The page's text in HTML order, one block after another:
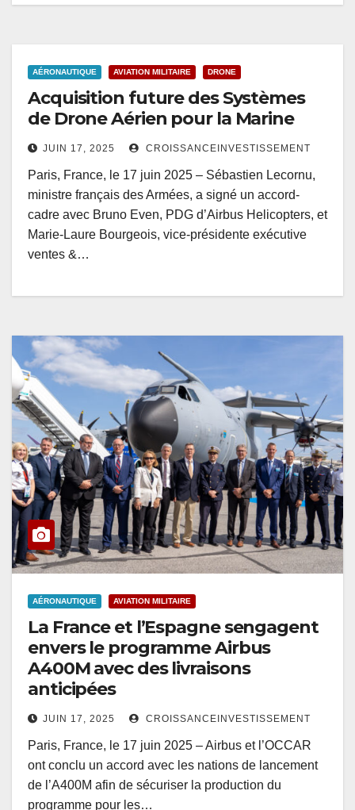
AÉRONAUTIQUE AVIATION MILITAIRE DRONE
Acquisition future des Systèmes
de Drone Aérien pour la Marine
JUIN 17, 2025 CROISSANCEINVESTISSEMENT
Paris, France, le 17 juin 2025 – Sébastien Lecornu,
ministre français des Armées, a signé un accord-
cadre avec Bruno Even, PDG d’Airbus Helicopters, et
Marie-Laure Bourgeois, vice-présidente exécutive
ventes &…
AÉRONAUTIQUE AVIATION MILITAIRE
La France et l’Espagne sengagent
envers le programme Airbus
A400M avec des livraisons
anticipées
JUIN 17, 2025 CROISSANCEINVESTISSEMENT
Paris, France, le 17 juin 2025 – Airbus et l’OCCAR
ont conclu un accord avec les nations de lancement
de l’A400M afin de sécuriser la production du
programme pour les…